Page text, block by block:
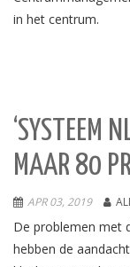
in het centrum.
‘SYSTEEM
MAAR 80
APR 03, 2019
De problemen met
hebben de